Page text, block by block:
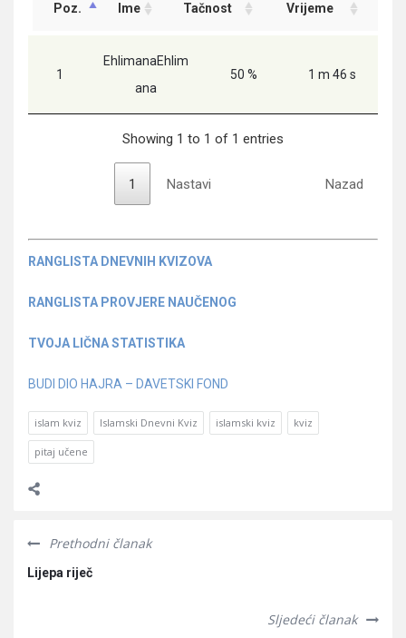
Poz. Ime Tačnost Vrijeme
1
EhlimanaEhlim
ana
50 % 1 m 46 s
Showing 1 to 1 of 1 entries
Nazad
1 Nastavi
RANGLISTA DNEVNIH KVIZOVA
RANGLISTA PROVJERE NAUČENOG
TVOJA LIČNA STATISTIKA
BUDI DIO HAJRA – DAVETSKI FOND
islam kviz Islamski Dnevni Kviz islamski kviz kviz
pitaj učene
Prethodni članak
Lijepa riječ
Sljedeći članak